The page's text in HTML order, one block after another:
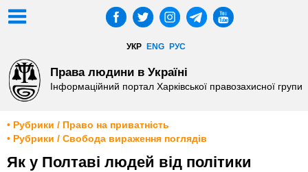
УКР ENG РУС
Права людини в Україні
Інформаційний портал Харківської правозахисної групи
• Рубрики / Право на приватність
• Рубрики / Свобода вираження поглядів
Як у Полтаві людей від політики